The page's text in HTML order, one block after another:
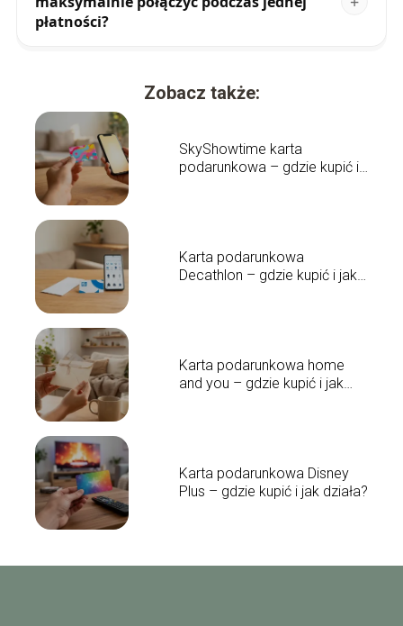
płatności?
Zobacz także:
SkyShowtime karta
podarunkowa – gdzie kupić i
Karta podarunkowa
Decathlon – gdzie kupić i jak
Karta podarunkowa home
and you – gdzie kupić i jak
Karta podarunkowa Disney
Plus – gdzie kupić i jak działa?